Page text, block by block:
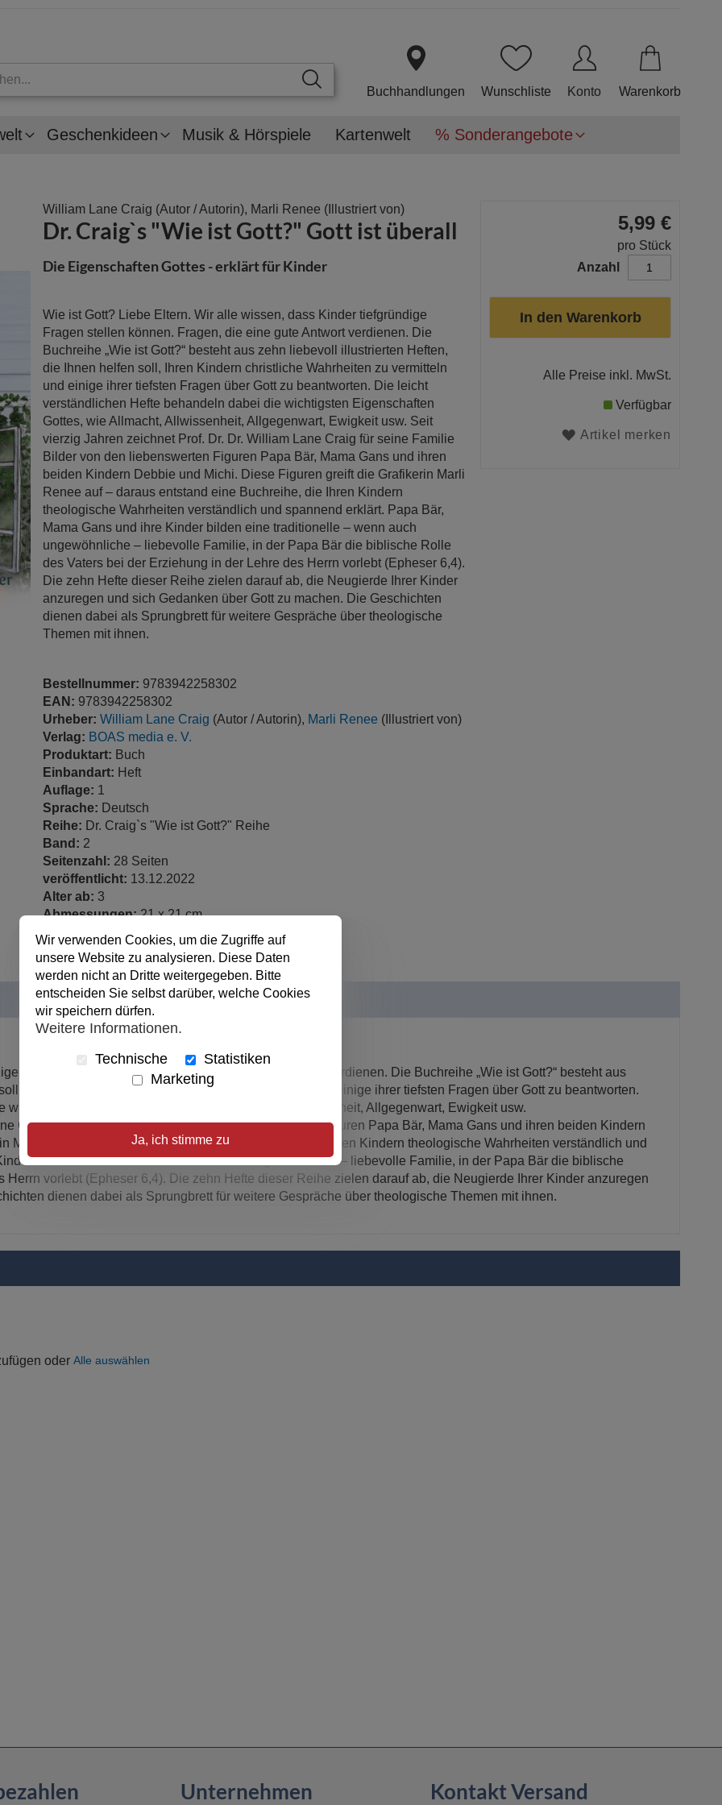
Buchhandlungen Wunschliste Konto Warenkorb
Geschenkideen Musik & Hörspiele Kartenwelt % Sonderangebote
William Lane Craig (Autor / Autorin), Marli Renee (Illustriert von)
Dr. Craig`s "Wie ist Gott?" Gott ist überall
Die Eigenschaften Gottes - erklärt für Kinder
Wie ist Gott? Liebe Eltern. Wir alle wissen, dass Kinder tiefgründige
Fragen stellen können. Fragen, die eine gute Antwort verdienen. Die
Buchreihe „Wie ist Gott?“ besteht aus zehn liebevoll illustrierten Heften,
die Ihnen helfen soll, Ihren Kindern christliche Wahrheiten zu vermitteln
und einige ihrer tiefsten Fragen über Gott zu beantworten. Die leicht
verständlichen Hefte behandeln dabei die wichtigsten Eigenschaften
Gottes, wie Allmacht, Allwissenheit, Allgegenwart, Ewigkeit usw. Seit
vierzig Jahren zeichnet Prof. Dr. Dr. William Lane Craig für seine Familie
Bilder von den liebenswerten Figuren Papa Bär, Mama Gans und ihren
beiden Kindern Debbie und Michi. Diese Figuren greift die Grafikerin Marli
Renee auf – daraus entstand eine Buchreihe, die Ihren Kindern
theologische Wahrheiten verständlich und spannend erklärt. Papa Bär,
Mama Gans und ihre Kinder bilden eine traditionelle – wenn auch
ungewöhnliche – liebevolle Familie, in der Papa Bär die biblische Rolle
des Vaters bei der Erziehung in der Lehre des Herrn vorlebt (Epheser 6,4).
Die zehn Hefte dieser Reihe zielen darauf ab, die Neugierde Ihrer Kinder
anzuregen und sich Gedanken über Gott zu machen. Die Geschichten
dienen dabei als Sprungbrett für weitere Gespräche über theologische
Themen mit ihnen.
Bestellnummer: 9783942258302
EAN: 9783942258302
Urheber: William Lane Craig (Autor / Autorin), Marli Renee (Illustriert von)
Verlag: BOAS media e. V.
Produktart: Buch
Einbandart: Heft
Auflage: 1
Sprache: Deutsch
Reihe: Dr. Craig`s "Wie ist Gott?" Reihe
Band: 2
Seitenzahl: 28 Seiten
veröffentlicht: 13.12.2022
Alter ab: 3
Abmessungen:21 x 21 cm
5,99 €
pro Stück
Anzahl
In den Warenkorb
Alle Preise inkl. MwSt.
Verfügbar
Artikel merken
Fragen stellen können. Fragen, die eine gute Antwort verdienen. Die Buchreihe „Wie ist Gott?“ besteht aus
Ihren Kindern christliche Wahrheiten zu vermitteln und einige ihrer tiefsten Fragen über Gott zu beantworten.
Eigenschaften Gottes, wie Allmacht, Allwissenheit, Allgegenwart, Ewigkeit usw.
Craig für seine Familie Bilder von den liebenswerten Figuren Papa Bär, Mama Gans und ihren beiden Kindern
Marli Renee auf – daraus entstand eine Buchreihe, die Ihren Kindern theologische Wahrheiten verständlich und
bilden eine traditionelle – wenn auch ungewöhnliche – liebevolle Familie, in der Papa Bär die biblische
Herrn vorlebt (Epheser 6,4). Die zehn Hefte dieser Reihe zielen darauf ab, die Neugierde Ihrer Kinder anzuregen
dienen dabei als Sprungbrett für weitere Gespräche über theologische Themen mit ihnen.
oder Alle auswählen
Wir verwenden Cookies, um die Zugriffe auf
unsere Website zu analysieren. Diese Daten
werden nicht an Dritte weitergegeben. Bitte
entscheiden Sie selbst darüber, welche Cookies
wir speichern dürfen.
Weitere Informationen.
Technische
Statistiken
Marketing
Ja, ich stimme zu
Unternehmen Kontakt Versand